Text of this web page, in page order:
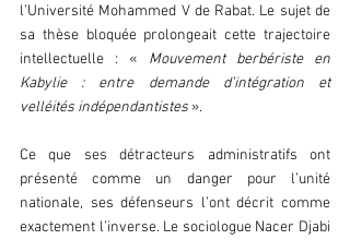
l’Université Mohammed V de Rabat. Le sujet de
sa thèse bloquée prolongeait cette trajectoire
intellectuelle : « Mouvement berbériste en
Kabylie : entre demande d’intégration et
velléités indépendantistes ».
Ce que ses détracteurs administratifs ont
présenté comme un danger pour l’unité
nationale, ses défenseurs l’ont décrit comme
exactement l’inverse. Le sociologue Nacer Djabi